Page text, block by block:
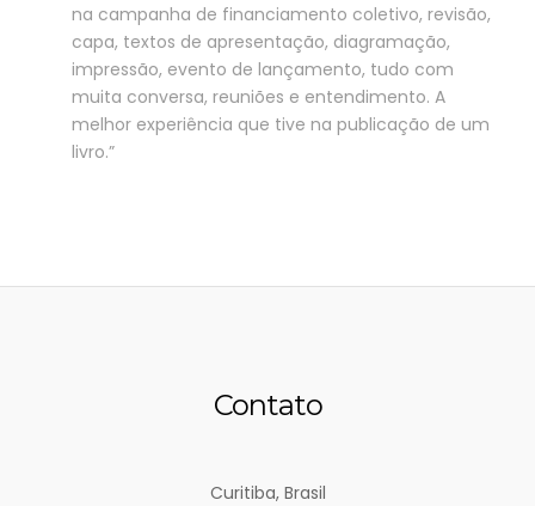
na campanha de financiamento coletivo, revisão,
capa, textos de apresentação, diagramação,
impressão, evento de lançamento, tudo com
muita conversa, reuniões e entendimento. A
melhor experiência que tive na publicação de um
livro.”
Contato
Curitiba, Brasil